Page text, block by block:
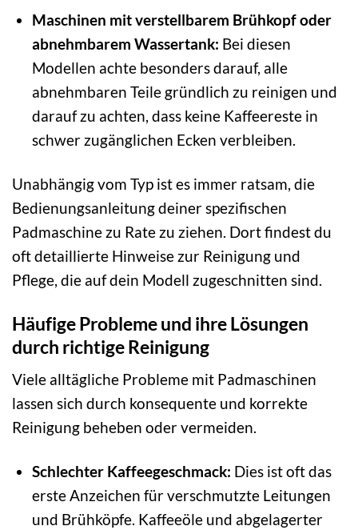
Maschinen mit verstellbarem Brühkopf oder
abnehmbarem Wassertank: Bei diesen
Modellen achte besonders darauf, alle
abnehmbaren Teile gründlich zu reinigen und
darauf zu achten, dass keine Kaffeereste in
schwer zugänglichen Ecken verbleiben.
Unabhängig vom Typ ist es immer ratsam, die
Bedienungsanleitung deiner spezifischen
Padmaschine zu Rate zu ziehen. Dort findest du
oft detaillierte Hinweise zur Reinigung und
Pflege, die auf dein Modell zugeschnitten sind.
Häufige Probleme und ihre Lösungen
durch richtige Reinigung
Viele alltägliche Probleme mit Padmaschinen
lassen sich durch konsequente und korrekte
Reinigung beheben oder vermeiden.
Schlechter Kaffeegeschmack: Dies ist oft das
erste Anzeichen für verschmutzte Leitungen
und Brühköpfe. Kaffeeöle und abgelagerter